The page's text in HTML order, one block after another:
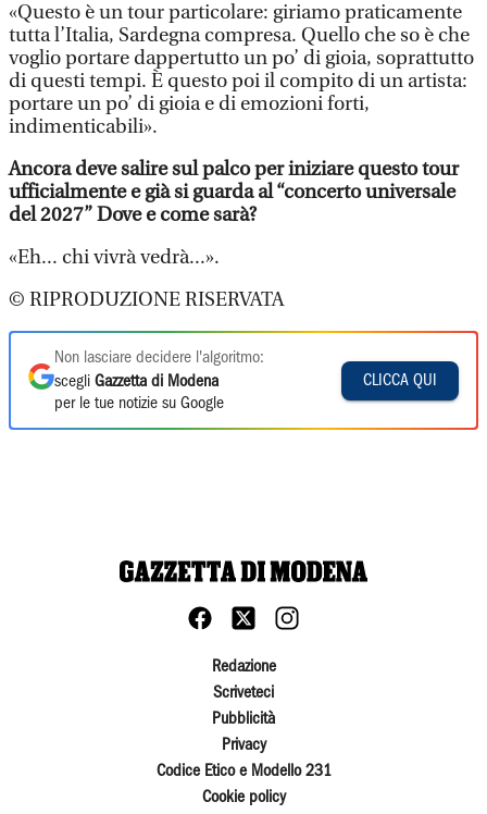
«Questo è un tour particolare: giriamo praticamente
tutta l’Italia, Sardegna compresa. Quello che so è che
voglio portare dappertutto un po’ di gioia, soprattutto
di questi tempi. È questo poi il compito di un artista:
portare un po’ di gioia e di emozioni forti,
indimenticabili».
Ancora deve salire sul palco per iniziare questo tour
ufficialmente e già si guarda al “concerto universale
del 2027” Dove e come sarà?
«Eh... chi vivrà vedrà...».
© RIPRODUZIONE RISERVATA
Non lasciare decidere l'algoritmo:
scegli Gazzetta di Modena
per le tue notizie su Google
CLICCA QUI
Redazione
Scriveteci
Pubblicità
Privacy
Codice Etico e Modello 231
Cookie policy